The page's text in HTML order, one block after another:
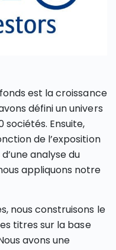
est la croissance
défini un univers
sociétés. Ensuite,
de l’exposition
analyse du
appliquons notre
nous construisons le
titres sur la base
avons une